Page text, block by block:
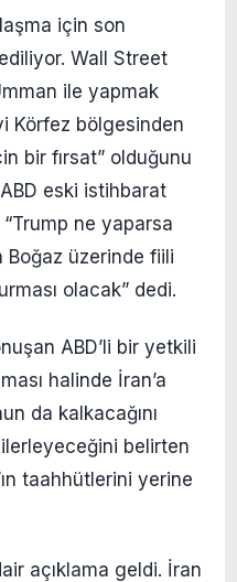
için son
Wall Street
ile yapmak
Körfez bölgesinden
bir fırsat” olduğunu
eski istihbarat
ne yaparsa
Boğaz üzerinde fiili
olacak” dedi.
ABD’li bir yetkili
halinde İran’a
da kalkacağını
belirten
taahhütlerini yerine
açıklama geldi. İran